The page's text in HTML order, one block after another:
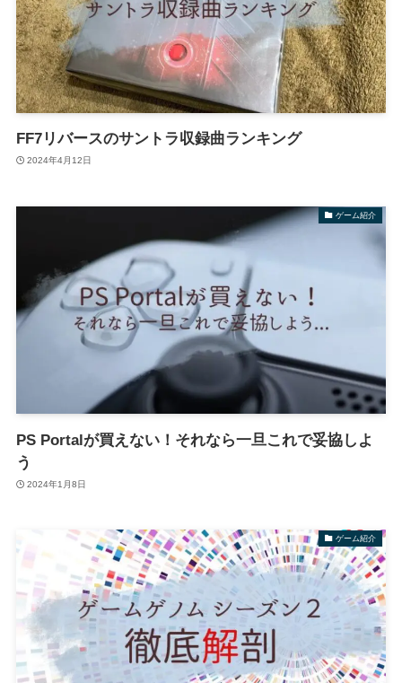
FF7リバースのサントラ収録曲ランキング
2024年4月12日
ゲーム紹介
PS Portalが買えない！それなら一旦これで妥協しよ
う
2024年1月8日
ゲーム紹介